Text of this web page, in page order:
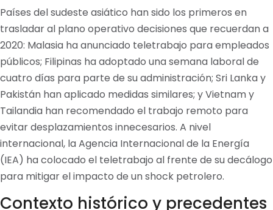
Países del sudeste asiático han sido los primeros en
trasladar al plano operativo decisiones que recuerdan a
2020: Malasia ha anunciado teletrabajo para empleados
públicos; Filipinas ha adoptado una semana laboral de
cuatro días para parte de su administración; Sri Lanka y
Pakistán han aplicado medidas similares; y Vietnam y
Tailandia han recomendado el trabajo remoto para
evitar desplazamientos innecesarios. A nivel
internacional, la Agencia Internacional de la Energía
(IEA) ha colocado el teletrabajo al frente de su decálogo
para mitigar el impacto de un shock petrolero.
Contexto histórico y precedentes